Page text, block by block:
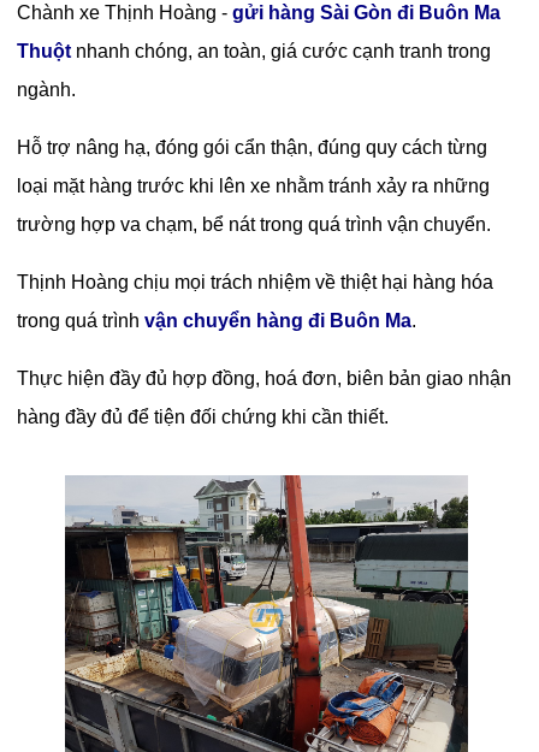
Chành xe Thịnh Hoàng -gửi hàng Sài Gòn đi Buôn Ma
Thuột nhanh chóng, an toàn, giá cước cạnh tranh trong
ngành.
Hỗ trợ nâng hạ, đóng gói cẩn thận, đúng quy cách từng
loại mặt hàng trước khi lên xe nhằm tránh xảy ra những
trường hợp va chạm, bể nát trong quá trình vận chuyển.
Thịnh Hoàng chịu mọi trách nhiệm về thiệt hại hàng hóa
trong quá trìnhvận chuyển hàng đi Buôn Ma.
Thực hiện đầy đủ hợp đồng, hoá đơn, biên bản giao nhận
hàng đầy đủ để tiện đối chứng khi cần thiết.